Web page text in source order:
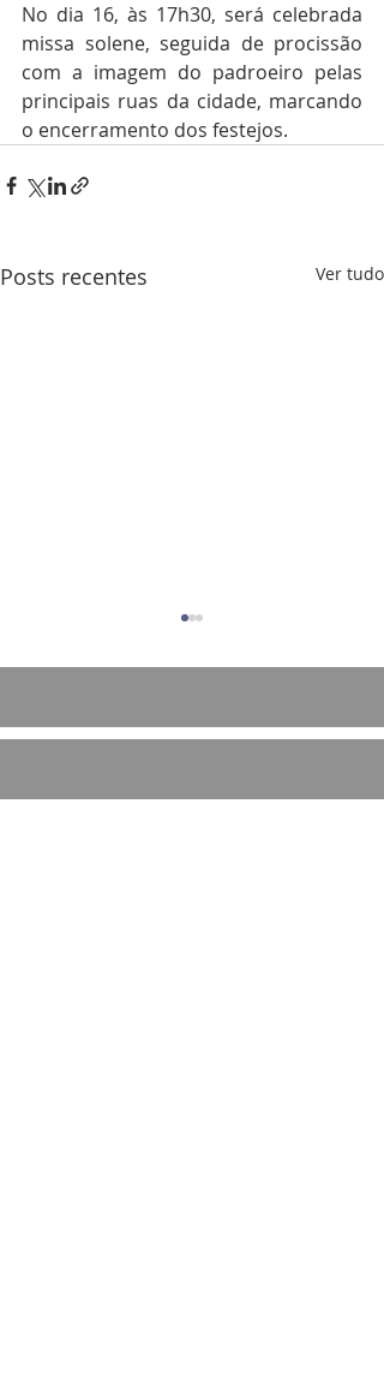
No dia 16, às 17h30, será celebrada
missa solene, seguida de procissão
com a imagem do padroeiro pelas
principais ruas da cidade, marcando
o encerramento dos festejos.
Posts recentes Ver tudo